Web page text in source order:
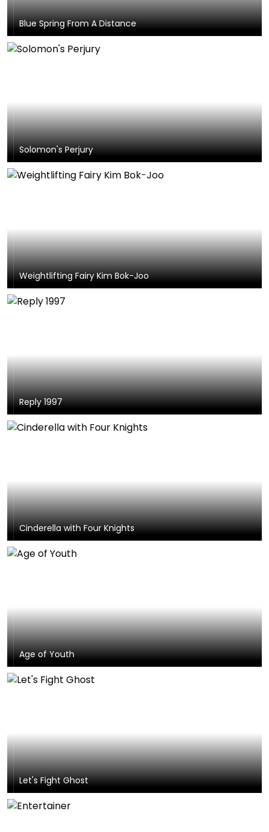
Blue Spring From A Distance
Solomon's Perjury
Weightlifting Fairy Kim Bok-Joo
Reply 1997
Cinderella with Four Knights
Age of Youth
Let's Fight Ghost